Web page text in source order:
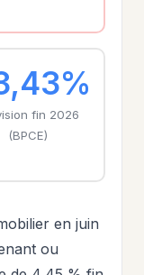
fin 2026
(BPCE)
en juin
ou